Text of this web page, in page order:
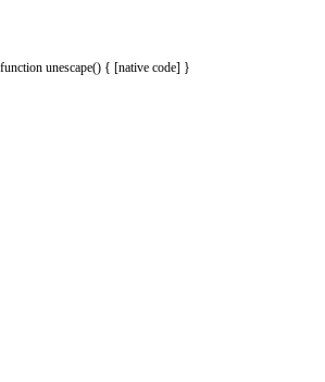
function unescape() { [native code] }